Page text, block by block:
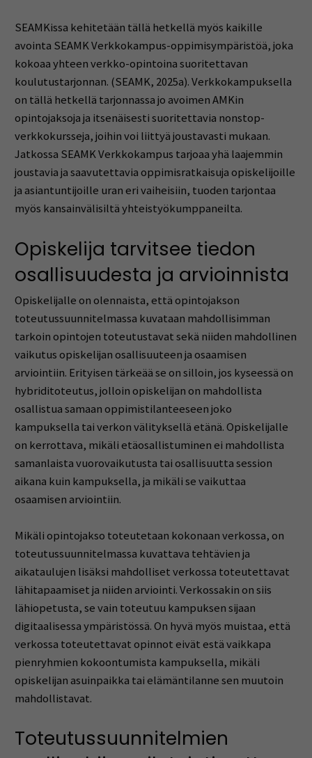
SEAMKissa kehitetään tällä hetkellä myös kaikille
avointa SEAMK Verkkokampus-oppimisympäristöä, joka
kokoaa yhteen verkko-opintoina suoritettavan
koulutustarjonnan​. (SEAMK, 2025a). Verkkokampuksella
on tällä hetkellä tarjonnassa jo avoimen AMKin
opintojaksoja ja itsenäisesti suoritettavia nonstop-
verkkokursseja, joihin voi liittyä joustavasti mukaan.
Jatkossa SEAMK Verkkokampus tarjoaa yhä laajemmin
joustavia ja saavutettavia oppimisratkaisuja opiskelijoille
ja asiantuntijoille uran eri vaiheisiin, tuoden tarjontaa
myös kansainvälisiltä yhteistyökumppaneilta.
Opiskelija tarvitsee tiedon
osallisuudesta ja arvioinnista
Opiskelijalle on olennaista, että opintojakson
toteutussuunnitelmassa kuvataan mahdollisimman
tarkoin opintojen toteutustavat sekä niiden mahdollinen
vaikutus opiskelijan osallisuuteen ja osaamisen
arviointiin. Erityisen tärkeää se on silloin, jos kyseessä on
hybriditoteutus, jolloin opiskelijan on mahdollista
osallistua samaan oppimistilanteeseen joko
kampuksella tai verkon välityksellä etänä. Opiskelijalle
on kerrottava, mikäli etäosallistuminen ei mahdollista
samanlaista vuorovaikutusta tai osallisuutta session
aikana kuin kampuksella, ja mikäli se vaikuttaa
osaamisen arviointiin.
Mikäli opintojakso toteutetaan kokonaan verkossa, on
toteutussuunnitelmassa kuvattava tehtävien ja
aikataulujen lisäksi mahdolliset verkossa toteutettavat
lähitapaamiset ja niiden arviointi. Verkossakin on siis
lähiopetusta, se vain toteutuu kampuksen sijaan
digitaalisessa ympäristössä. On hyvä myös muistaa, että
verkossa toteutettavat opinnot eivät estä vaikkapa
pienryhmien kokoontumista kampuksella, mikäli
opiskelijan asuinpaikka tai elämäntilanne sen muutoin
mahdollistavat.
Toteutussuunnitelmien